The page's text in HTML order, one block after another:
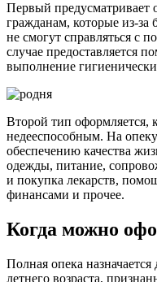
Первый предусматривает
гражданам, которые из-за
не смогут справляться с
случае предоставляется
выполнение
Второй тип оформляется,
недееспособным. На
обеспечению качества
одежды, питание,
и покупка лекарств,
финансами и прочее.
Когда можно
Полная опека
летнего возраста,